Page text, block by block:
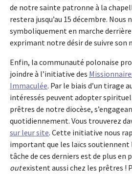
de notre sainte patronne à la
restera jusqu’au 15 décembre.
symboliquement en marche
exprimant notre désir de suivre son
Enfin, la communauté polonaise
joindre à l’initiative des
Immaculée. Par le biais d’un tirage
intéressés peuvent adopter
prêtres de notre diocèse,
quotidiennement. Vous trouverez
sur leur site. Cette initiative nous
important que les laïcs soutiennent
tâche de ces derniers est de plus en
outexistent aussi chez les prêtres !